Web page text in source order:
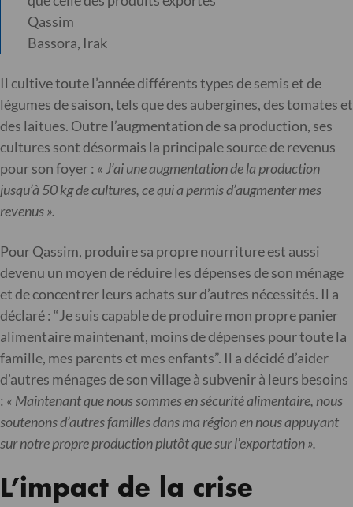
Qassim
Bassora, Irak
Il cultive toute l’année différents types de semis et de
légumes de saison, tels que des aubergines, des tomates et
des laitues. Outre l’augmentation de sa production, ses
cultures sont désormais la principale source de revenus
pour son foyer : « J’ai une augmentation de la production
jusqu’à 50 kg de cultures, ce qui a permis d’augmenter mes
revenus ».
Pour Qassim, produire sa propre nourriture est aussi
devenu un moyen de réduire les dépenses de son ménage
et de concentrer leurs achats sur d’autres nécessités. Il a
déclaré : “Je suis capable de produire mon propre panier
alimentaire maintenant, moins de dépenses pour toute la
famille, mes parents et mes enfants”. Il a décidé d’aider
d’autres ménages de son village à subvenir à leurs besoins
: « Maintenant que nous sommes en sécurité alimentaire, nous
soutenons d’autres familles dans ma région en nous appuyant
sur notre propre production plutôt que sur l’exportation ».
L’impact de la crise